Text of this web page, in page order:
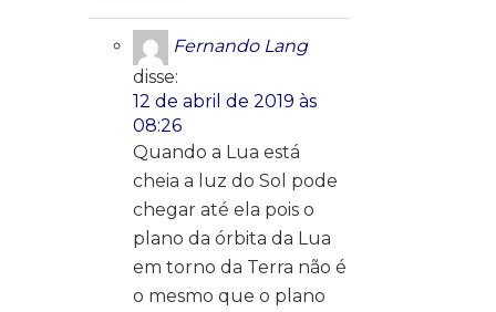
Fernando Lang
disse:
12 de abril de 2019 às
08:26
Quando a Lua está
cheia a luz do Sol pode
chegar até ela pois o
plano da órbita da Lua
em torno da Terra não é
o mesmo que o plano